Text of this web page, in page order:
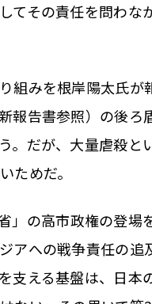
てその責任を問わな
組みを根岸陽太氏が
報告書参照）の後ろ
。だが、大量虐殺と
ためだ。
」の高市政権の登場
アへの戦争責任の追
支える基盤は、日本